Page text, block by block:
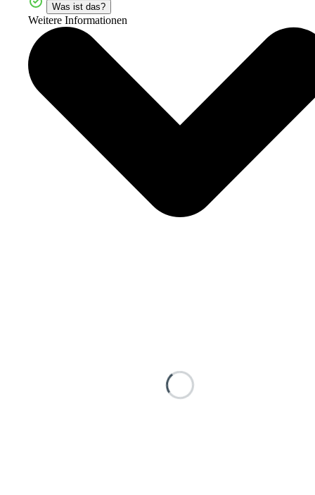
Was ist das?
Weitere Informationen